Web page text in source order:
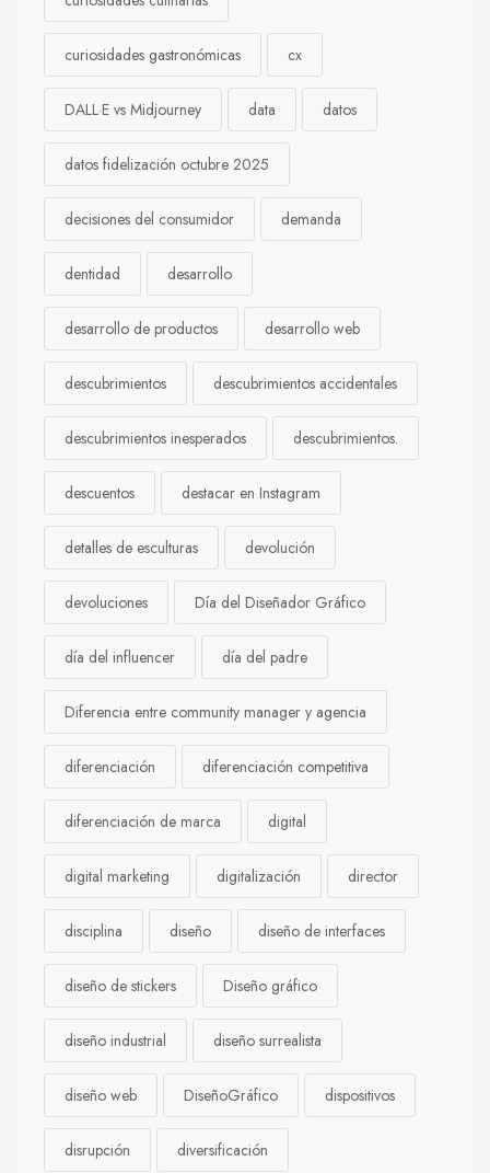
curiosidades gastronómicas cx
DALL·E vs Midjourney data datos
datos fidelización octubre 2025
decisiones del consumidor demanda
dentidad desarrollo
desarrollo de productos desarrollo web
descubrimientos descubrimientos accidentales
descubrimientos inesperados descubrimientos.
descuentos destacar en Instagram
detalles de esculturas devolución
devoluciones Día del Diseñador Gráfico
día del influencer día del padre
Diferencia entre community manager y agencia
diferenciación diferenciación competitiva
diferenciación de marca digital
digital marketing digitalización director
disciplina diseño diseño de interfaces
diseño de stickers Diseño gráfico
diseño industrial diseño surrealista
diseño web DiseñoGráfico dispositivos
disrupción diversificación